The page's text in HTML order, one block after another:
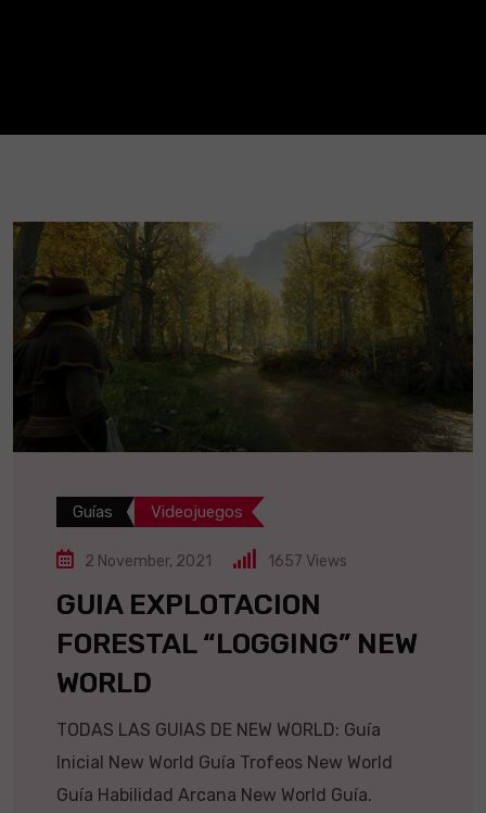
Guías Videojuegos
2 November, 2021 1657 Views
GUIA EXPLOTACION
FORESTAL “LOGGING” NEW
WORLD
TODAS LAS GUIAS DE NEW WORLD: Guía
Inicial New World Guía Trofeos New World
Guía Habilidad Arcana New World Guía.